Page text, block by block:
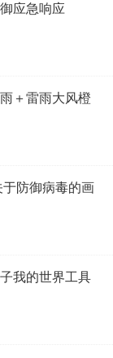
应急响应
＋雷雨大风橙
防御病毒的画
我的世界工具